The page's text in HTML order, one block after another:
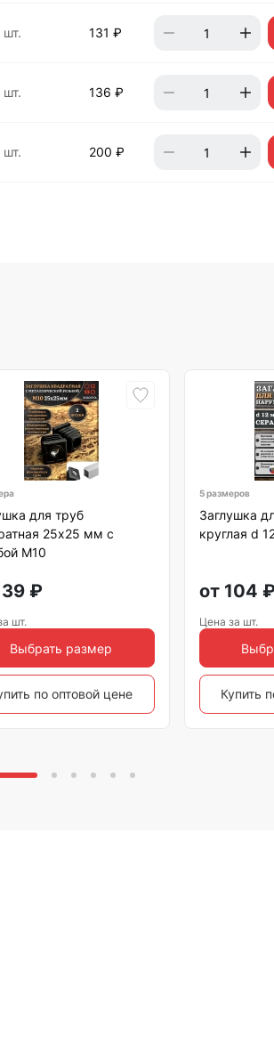
шт. 131 ₽
шт. 136 ₽
шт. 200 ₽
для труб
25х25 мм с
М10
₽
шт.
Выбрать размер
по оптовой цене
5 размеров
Заглушка
круглая d
от 104
Цена за шт.
Купить